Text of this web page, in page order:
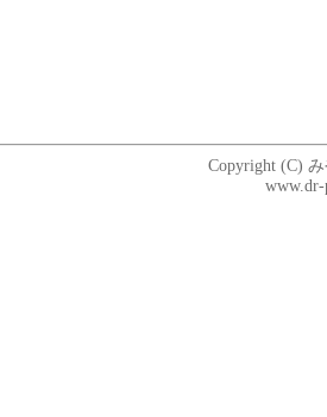
Copyright (C)
www.dr-